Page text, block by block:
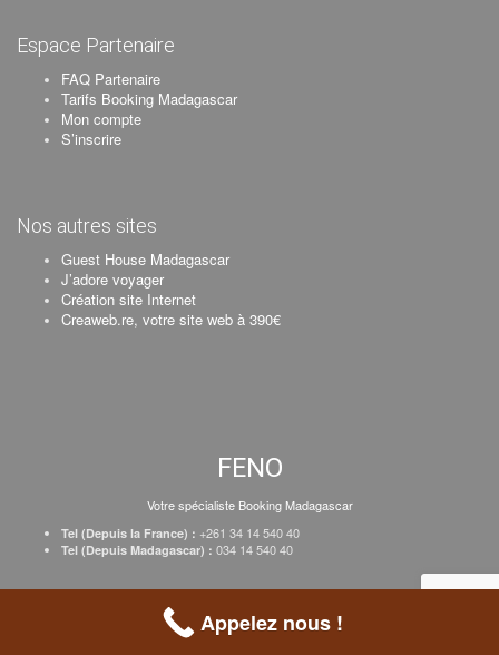
Espace Partenaire
FAQ Partenaire
Tarifs Booking Madagascar
Mon compte
S’inscrire
Nos autres sites
Guest House Madagascar
J’adore voyager
Création site Internet
Creaweb.re, votre site web à 390€
FENO
Votre spécialiste Booking Madagascar
Tel (Depuis la France) : +261 34 14 540 40
Tel (Depuis Madagascar) : 034 14 540 40
Inscrire votre établissement
Appelez nous !